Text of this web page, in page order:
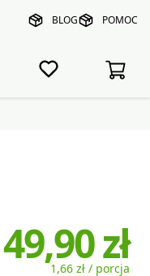
BLOG POMOC
49,90 zł
1,66 zł / porcja